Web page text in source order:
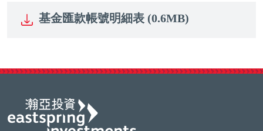
基金匯款帳號明細表 (0.6MB)